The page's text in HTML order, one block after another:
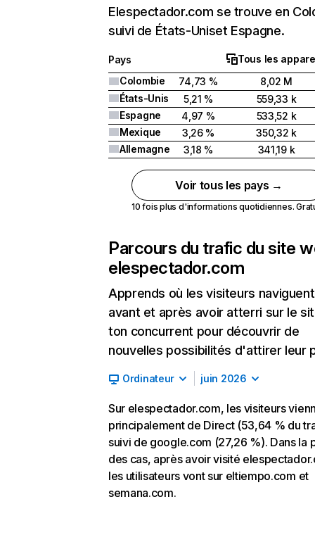
Elespectador.com se trouve en
suivi de États-Uniset Espagne.
Pays
Tous les
Colombie
74,73 %
8,02 M
États-Unis
5,21 %
559,33 k
Espagne
4,97 %
533,52 k
Mexique
3,26 %
350,32 k
Allemagne
3,18 % 341,19 k
Voir tous les pays →
10 fois plus d'informations quotidiennes.
Parcours du trafic du site
elespectador.com
Apprends où les visiteurs naviguent
avant et après avoir atterri sur le
ton concurrent pour découvrir de
nouvelles possibilités d'attirer leur
Ordinateur juin 2026
Sur elespectador.com, les visiteurs
principalement de Direct (53,64 % du
suivi de google.com (27,26 %). Dans la
des cas, après avoir visité
les utilisateurs vont sur eltiempo.com et
semana.com.